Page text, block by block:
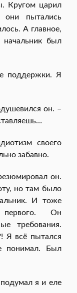
Кругом царил
пытались
А главное,
был
поддержки. Я
он. –
своего
забавно.
он.
но там было
И тоже
Он
требования.
Я всё пытался
понимал. Был
я и еле